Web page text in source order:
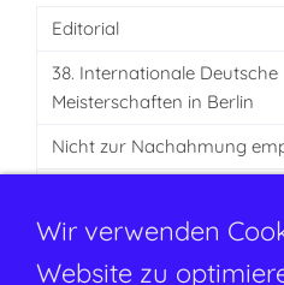
Editorial
38. Internationale Deutsche
Meisterschaften in Berlin
Nicht zur Nachahmung
öffentl. Bäder e.V
Die angehenden MEISTER
Wir verwenden
Website zu